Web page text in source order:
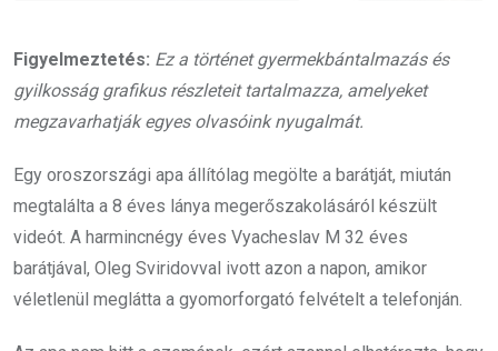
Figyelmeztetés: Ez a történet gyermekbántalmazás és
gyilkosság grafikus részleteit tartalmazza, amelyeket
megzavarhatják egyes olvasóink nyugalmát.
Egy oroszországi apa állítólag megölte a barátját, miután
megtalálta a 8 éves lánya megerőszakolásáról készült
videót. A harmincnégy éves Vyacheslav M 32 éves
barátjával, Oleg Sviridovval ivott azon a napon, amikor
véletlenül meglátta a gyomorforgató felvételt a telefonján.